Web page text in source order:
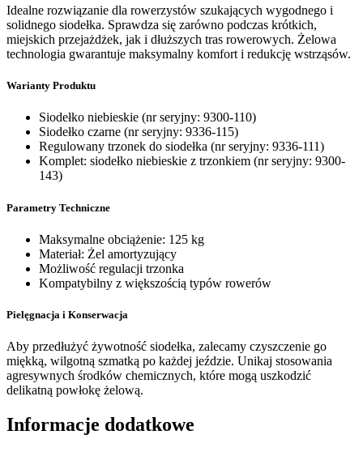
Idealne rozwiązanie dla rowerzystów szukających wygodnego i
solidnego siodełka. Sprawdza się zarówno podczas krótkich,
miejskich przejażdżek, jak i dłuższych tras rowerowych. Żelowa
technologia gwarantuje maksymalny komfort i redukcję wstrząsów.
Warianty Produktu
Siodełko niebieskie (nr seryjny: 9300-110)
Siodełko czarne (nr seryjny: 9336-115)
Regulowany trzonek do siodełka (nr seryjny: 9336-111)
Komplet: siodełko niebieskie z trzonkiem (nr seryjny: 9300-
143)
Parametry Techniczne
Maksymalne obciążenie: 125 kg
Materiał: Żel amortyzujący
Możliwość regulacji trzonka
Kompatybilny z większością typów rowerów
Pielęgnacja i Konserwacja
Aby przedłużyć żywotność siodełka, zalecamy czyszczenie go
miękką, wilgotną szmatką po każdej jeździe. Unikaj stosowania
agresywnych środków chemicznych, które mogą uszkodzić
delikatną powłokę żelową.
Informacje dodatkowe